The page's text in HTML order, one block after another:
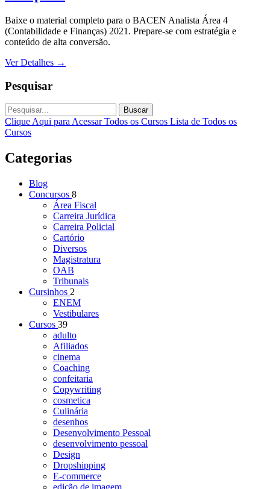
Baixe o material completo para o BACEN Analista Área 4
(Contabilidade e Finanças) 2021. Prepare-se com estratégia e
conteúdo de alta conversão.
Ver Detalhes →
Pesquisar
Buscar
Clique Aqui para Acessar Todos os Cursos Lista de Todos os
Cursos
Categorias
Blog
Concursos 8
Área Fiscal
Carreira Jurídica
Carreira Policial
Cartório
Diversos
Magistratura
OAB
Tribunais
Cursinhos 2
ENEM
Vestibulares
Cursos 39
adulto
Afiliados
cinema
Coaching
confeitaria
Copywriting
cosmetica
Culinária
desenhos
Desenvolvimento Pessoal
desenvolvimento pessoal
Design
Dropshipping
E-commerce